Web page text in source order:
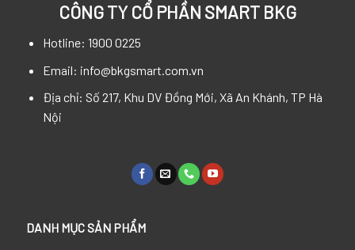
CÔNG TY CỔ PHẦN SMART BKG
Hotline: 1900 0225
Email: info@bkgsmart.com.vn
Địa chỉ: Số 217, Khu DV Đồng Mới, Xã An Khánh, TP Hà
Nội
DANH MỤC SẢN PHẨM